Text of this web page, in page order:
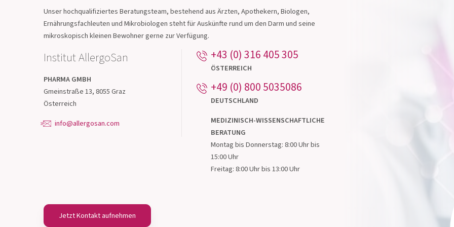
Zum Produkt
Erhaltung der Darmbarriere
Unser hochqualifiziertes Beratungsteam, bestehend aus Ärzten, Apothekern, Biologen,
Ernährungsfachleuten und Mikrobiologen steht für Auskünfte rund um den Darm und seine
mikroskopisch kleinen Bewohner gerne zur Verfügung.
Institut AllergoSan
PHARMAGMBH
Gmeinstraße 13, 8055 Graz
Österreich
info@allergosan.com
+43 (0) 316 405 305
ÖSTERREICH
+49 (0) 800 5035086
DEUTSCHLAND
MEDIZINISCH-WISSENSCHAFTLICHE
BERATUNG
Montag bis Donnerstag: 8:00 Uhr bis
15:00 Uhr
Freitag: 8:00 Uhr bis 13:00 Uhr
Jetzt Kontakt aufnehmen